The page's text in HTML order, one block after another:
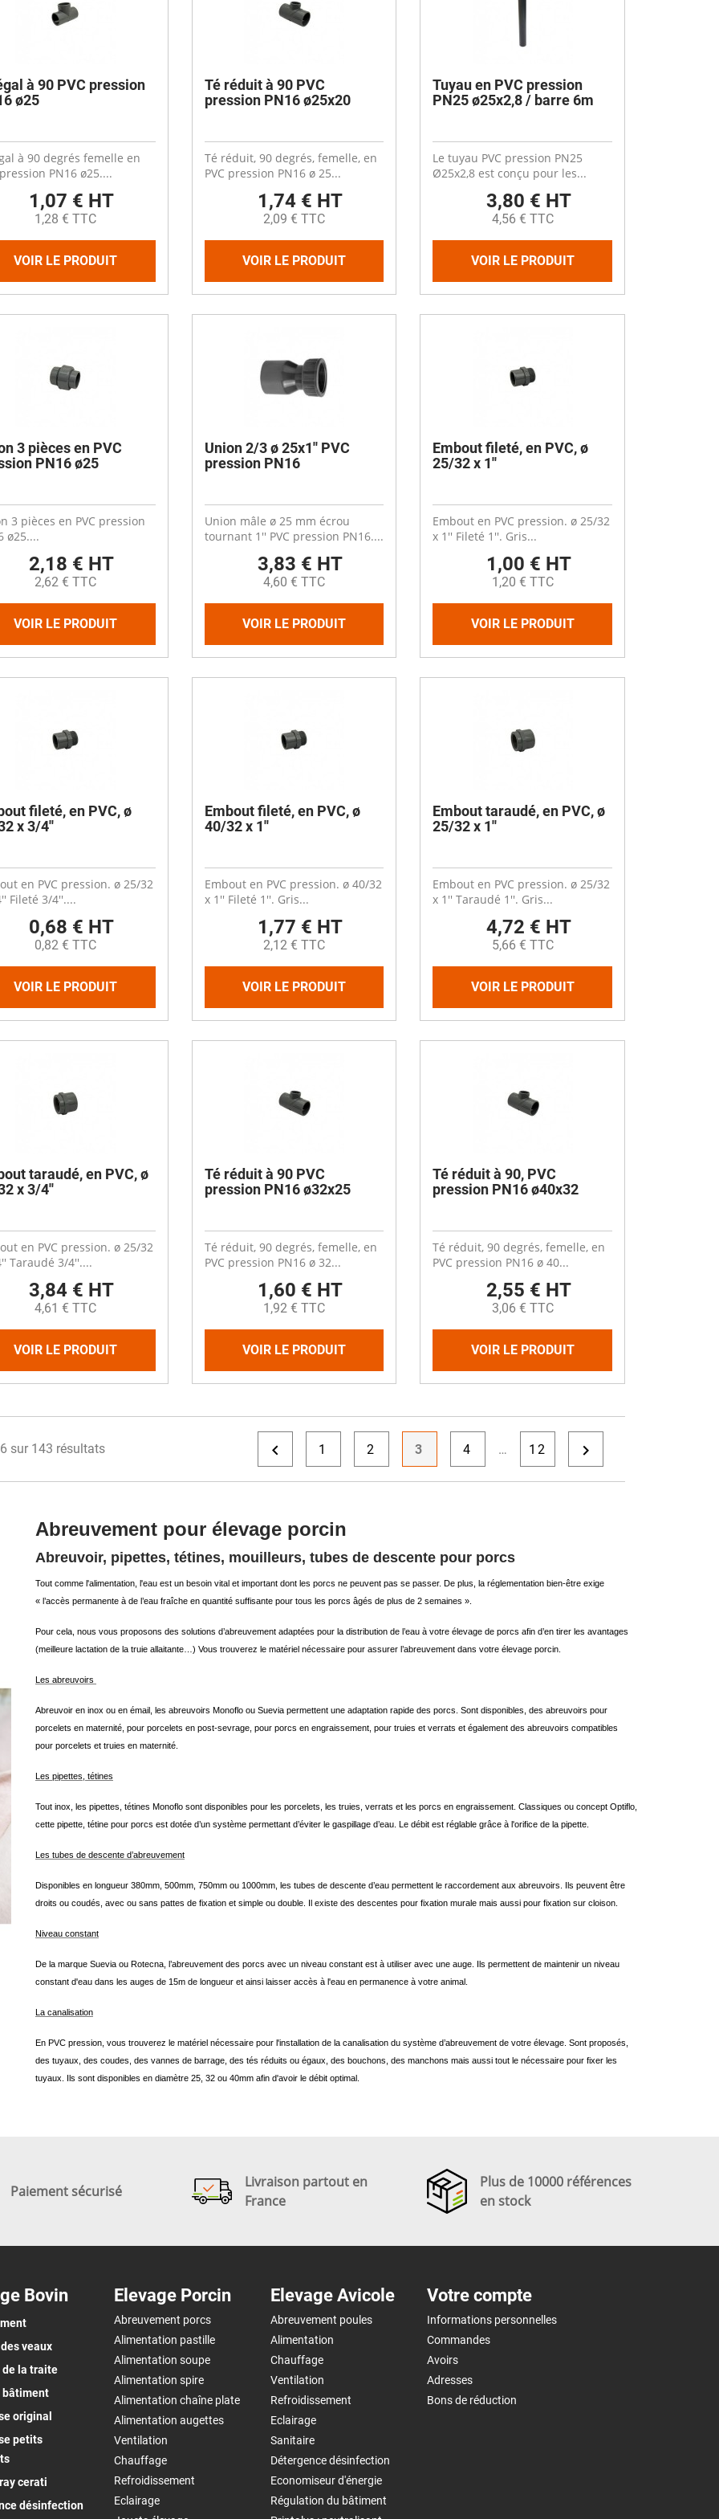
diamètre 50
membrane carrée
à soupe
Ventilateur cheminée
Brumisation
Cooling inox
Panneaux cooling
Sanitaire élevage
Equarrissage
Aliment élevage
Electrodistributeurs et électrovannes
à 90 PVC pression
ø25
à 90 degrés femelle en
PN16 ø25....
1,07 € HT
1,28 € TTC
VOIR LE PRODUIT
Té réduit à 90 PVC
pression PN16 ø25x20
Té réduit, 90 degrés, femelle, en
PVC pression PN16 ø 25...
1,74 € HT
2,09 € TTC
VOIR LE PRODUIT
Tuyau en PVC pression
PN25 ø25x2,8 / barre 6m
Le tuyau PVC pression PN25
Ø25x2,8 est conçu pour les...
3,80 € HT
4,56 € TTC
VOIR LE PRODUIT
3 pièces en PVC
PN16 ø25
3 pièces en PVC pression
ø25....
2,18 € HT
2,62 € TTC
VOIR LE PRODUIT
Union 2/3 ø 25x1'' PVC
pression PN16
Union mâle ø 25 mm écrou
tournant 1'' PVC pression PN16....
3,83 € HT
4,60 € TTC
VOIR LE PRODUIT
Embout fileté, en PVC, ø
25/32 x 1''
Embout en PVC pression. ø 25/32
x 1'' Fileté 1''. Gris...
1,00 € HT
1,20 € TTC
VOIR LE PRODUIT
fileté, en PVC, ø
x 3/4''
en PVC pression. ø 25/32
Fileté 3/4''....
0,68 € HT
0,82 € TTC
VOIR LE PRODUIT
Embout fileté, en PVC, ø
40/32 x 1''
Embout en PVC pression. ø 40/32
x 1'' Fileté 1''. Gris...
1,77 € HT
2,12 € TTC
VOIR LE PRODUIT
Embout taraudé, en PVC, ø
25/32 x 1''
Embout en PVC pression. ø 25/32
x 1'' Taraudé 1''. Gris...
4,72 € HT
5,66 € TTC
VOIR LE PRODUIT
taraudé, en PVC, ø
x 3/4''
en PVC pression. ø 25/32
Taraudé 3/4''....
3,84 € HT
4,61 € TTC
VOIR LE PRODUIT
Té réduit à 90 PVC
pression PN16 ø32x25
Té réduit, 90 degrés, femelle, en
PVC pression PN16 ø 32...
1,60 € HT
1,92 € TTC
VOIR LE PRODUIT
Té réduit à 90, PVC
pression PN16 ø40x32
Té réduit, 90 degrés, femelle, en
PVC pression PN16 ø 40...
2,55 € HT
3,06 € TTC
VOIR LE PRODUIT
sur 143 résultats  1 2 3 4 … 12 
Abreuvement pour élevage porcin
Abreuvoir, pipettes, tétines, mouilleurs, tubes de descente pour porcs
Tout comme l'alimentation, l'eau est un besoin vital et important dont les porcs ne peuvent pas se passer. De plus, la réglementation bien-être exige
« l’accès permanente à de l’eau fraîche en quantité suffisante pour tous les porcs âgés de plus de 2 semaines ».
Pour cela, nous vous proposons des solutions d’abreuvement adaptées pour la distribution de l’eau à votre élevage de porcs afin d’en tirer les avantages
(meilleure lactation de la truie allaitante…) Vous trouverez le matériel nécessaire pour assurer l’abreuvement dans votre élevage porcin.
Les abreuvoirs
Abreuvoir en inox ou en émail, les abreuvoirs Monoflo ou Suevia permettent une adaptation rapide des porcs. Sont disponibles, des abreuvoirs pour
porcelets en maternité, pour porcelets en post-sevrage, pour porcs en engraissement, pour truies et verrats et également des abreuvoirs compatibles
pour porcelets et truies en maternité.
Les pipettes, tétines
Tout inox, les pipettes, tétines Monoflo sont disponibles pour les porcelets, les truies, verrats et les porcs en engraissement. Classiques ou concept Optiflo,
cette pipette, tétine pour porcs est dotée d’un système permettant d’éviter le gaspillage d’eau. Le débit est réglable grâce à l'orifice de la pipette.
Les tubes de descente d’abreuvement
Disponibles en longueur 380mm, 500mm, 750mm ou 1000mm, les tubes de descente d’eau permettent le raccordement aux abreuvoirs. Ils peuvent être
droits ou coudés, avec ou sans pattes de fixation et simple ou double. Il existe des descentes pour fixation murale mais aussi pour fixation sur cloison.
Niveau constant
De la marque Suevia ou Rotecna, l’abreuvement des porcs avec un niveau constant est à utiliser avec une auge. Ils permettent de maintenir un niveau
constant d'eau dans les auges de 15m de longueur et ainsi laisser accès à l'eau en permanence à votre animal.
La canalisation
En PVC pression, vous trouverez le matériel nécessaire pour l'installation de la canalisation du système d’abreuvement de votre élevage. Sont proposés,
des tuyaux, des coudes, des vannes de barrage, des tés réduits ou égaux, des bouchons, des manchons mais aussi tout le nécessaire pour fixer les
tuyaux. Ils sont disponibles en diamètre 25, 32 ou 40mm afin d'avoir le débit optimal.
Paiement sécurisé
Livraison partout en
France
Plus de 10000 références
en stock
Bovin
veaux
de la traite
bâtiment
original
petits
cerati
désinfection
Elevage Porcin
Abreuvement porcs
Alimentation pastille
Alimentation soupe
Alimentation spire
Alimentation chaîne plate
Alimentation augettes
Ventilation
Chauffage
Refroidissement
Eclairage
Elevage Avicole
Abreuvement poules
Alimentation
Chauffage
Ventilation
Refroidissement
Eclairage
Sanitaire
Détergence désinfection
Economiseur d'énergie
Régulation du bâtiment
Votre compte
Informations personnelles
Commandes
Avoirs
Adresses
Bons de réduction